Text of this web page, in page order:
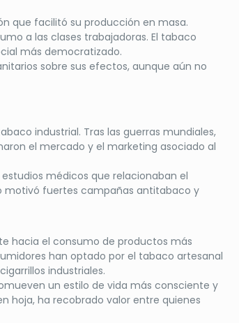
que facilitó su producción en masa.
a las clases trabajadoras. El tabaco
más democratizado.
sobre sus efectos, aunque aún no
industrial. Tras las guerras mundiales,
el mercado y el marketing asociado al
médicos que relacionaban el
motivó fuertes campañas antitabaco y
hacia el consumo de productos más
han optado por el tabaco artesanal
industriales.
un estilo de vida más consciente y
hoja, ha recobrado valor entre quienes